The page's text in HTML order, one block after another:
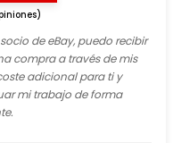
de eBay, puedo recibir
compra a través de mis
adicional para ti y
mi trabajo de forma